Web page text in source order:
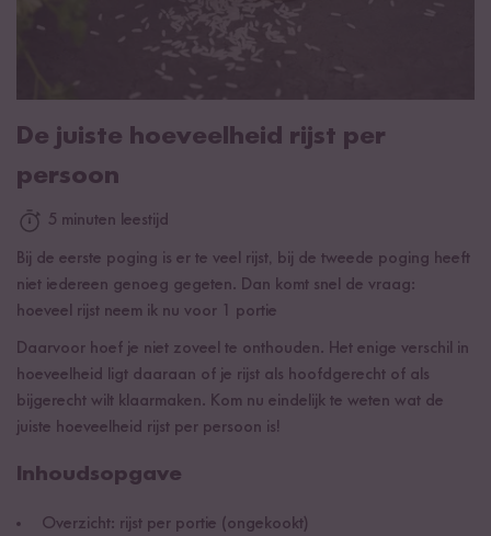
De juiste hoeveelheid rijst per
persoon
5 minuten leestijd
Bij de eerste poging is er te veel rijst, bij de tweede poging heeft
niet iedereen genoeg gegeten. Dan komt snel de vraag:
hoeveel rijst neem ik nu voor 1 portie
Daarvoor hoef je niet zoveel te onthouden. Het enige verschil in
hoeveelheid ligt daaraan of je rijst als hoofdgerecht of als
bijgerecht wilt klaarmaken. Kom nu eindelijk te weten wat de
juiste hoeveelheid rijst per persoon is!
Inhoudsopgave
Overzicht: rijst per portie (ongekookt)